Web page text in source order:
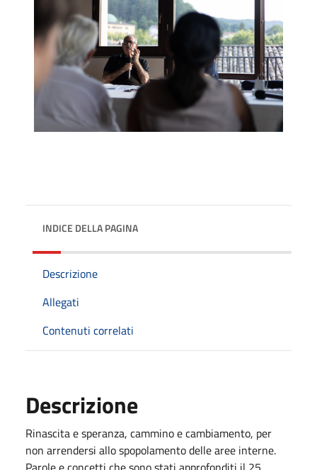
INDICE DELLA PAGINA
Descrizione
Allegati
Contenuti correlati
Descrizione
Rinascita e speranza, cammino e cambiamento, per
non arrendersi allo spopolamento delle aree interne.